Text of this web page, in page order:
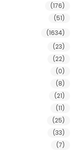
(176)
(51)
(1634)
(23)
(22)
(0)
(8)
(21)
(11)
(25)
(33)
(7)